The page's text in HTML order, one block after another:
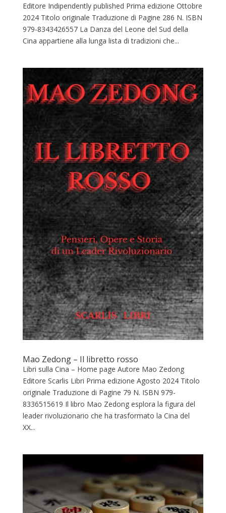
Editore Indipendently published Prima edizione Ottobre
2024 Titolo originale Traduzione di Pagine 286 N. ISBN
‎979-8343426557 La Danza del Leone del Sud della
Cina appartiene alla lunga lista di tradizioni che...
Mao Zedong – Il libretto rosso
Libri sulla Cina – Home page Autore Mao Zedong
Editore Scarlis Libri Prima edizione Agosto 2024 Titolo
originale Traduzione di Pagine 79 N. ISBN ‎979-
8336515619 Il libro Mao Zedong esplora la figura del
leader rivoluzionario che ha trasformato la Cina del
XX...